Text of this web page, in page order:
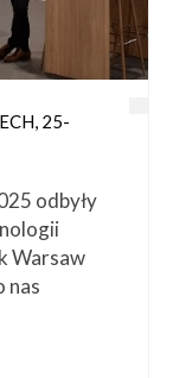
▼
25-
odbyły
Warsaw
nas